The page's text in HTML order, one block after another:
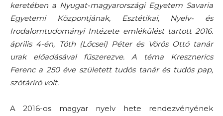
keretében a Nyugat-magyarországi Egyetem Savaria
Egyetemi Központjának, Esztétikai, Nyelv- és
Irodalomtudományi Intézete emlékülést tartott 2016.
április 4-én, Tóth (Lőcsei) Péter és Vörös Ottó tanár
urak előadásával fűszerezve. A téma Kresznerics
Ferenc a 250 éve született tudós tanár és tudós pap,
szótáríró volt.
A 2016-os magyar nyelv hete rendezvényének